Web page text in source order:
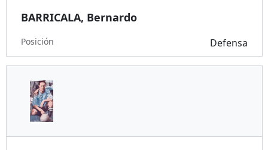
BARRICALA, Bernardo
Posición Defensa